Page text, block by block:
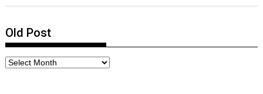
Old Post